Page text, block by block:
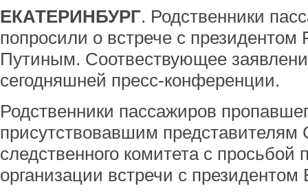
ЕКАТЕРИНБУРГ. Родственники
попросили о встрече с
Путиным. Соотвествующее
сегодняшней пресс-конференции.
Родственники пассажиров
присутствовавшим
следственного комитета с просьбой
организации встречи с